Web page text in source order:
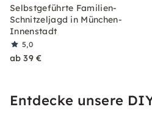
Selbstgeführte Familien-
Schnitzeljagd in München-
Innenstadt
5,0
ab 39 €
Entdecke unsere